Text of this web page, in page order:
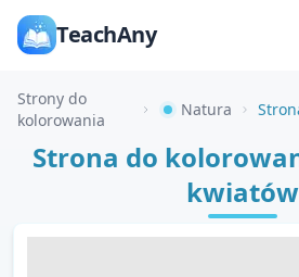
TeachAny
Strony do
kolorowania
Natura
Strona do
kwiatów